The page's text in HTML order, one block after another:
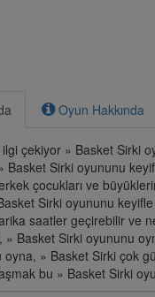
Oyun Hakkında
çekiyor » Basket Sirki
Basket Sirki oyununu
çocukları ve
Sirki oyununu
saatler geçirebilir ve
» Basket Sirki oyununu
» Basket Sirki çok
bu » Basket Sirki